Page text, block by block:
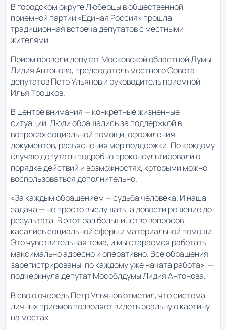
В городском округе Люберцы в общественной
приемной партии «Единая Россия» прошла
традиционная встреча депутатов с местными
жителями.
Прием провели депутат Московской областной Думы
Лидия Антонова, председатель местного Совета
депутатов Петр Ульянов и руководитель приемной
Илья Трошков.
В центре внимания — конкретные жизненные
ситуации. Люди обращались за поддержкой в
вопросах социальной помощи, оформления
документов, разъяснения мер поддержки. По каждому
случаю депутаты подробно проконсультировали о
порядке действий и возможностях, которыми можно
воспользоваться дополнительно.
«За каждым обращением — судьба человека. И наша
задача — не просто выслушать, а довести решение до
результата. В этот раз большинство вопросов
касались социальной сферы и материальной помощи.
Это чувствительная тема, и мы стараемся работать
максимально адресно и оперативно. Все обращения
зарегистрированы, по каждому уже начата работа», —
подчеркнула депутат Мособлдумы Лидия Антонова.
В свою очередь Петр Ульянов отметил, что система
личных приемов позволяет видеть реальную картину
на местах.